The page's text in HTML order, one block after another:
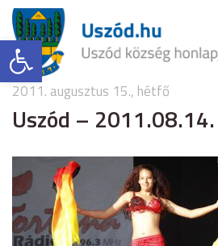
Eszköztár megnyitása
2011. augusztus 15., hétfő
Uszód – 2011.08.14.